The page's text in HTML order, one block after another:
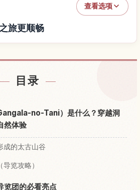
查看选项
旅更顺畅
目录
no-Tani）是什么？穿越洞
然体验
成的太古山谷
览攻略）
览团的必看亮点